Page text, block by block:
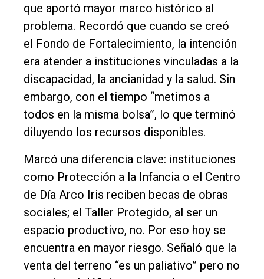
que aportó mayor marco histórico al
problema. Recordó que cuando se creó
el Fondo de Fortalecimiento, la intención
era atender a instituciones vinculadas a la
discapacidad, la ancianidad y la salud. Sin
embargo, con el tiempo “metimos a
todos en la misma bolsa”, lo que terminó
diluyendo los recursos disponibles.
Marcó una diferencia clave: instituciones
como Protección a la Infancia o el Centro
de Día Arco Iris reciben becas de obras
sociales; el Taller Protegido, al ser un
espacio productivo, no. Por eso hoy se
encuentra en mayor riesgo. Señaló que la
venta del terreno “es un paliativo” pero no